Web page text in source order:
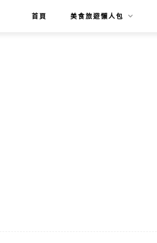
首頁 美食旅遊懶人包